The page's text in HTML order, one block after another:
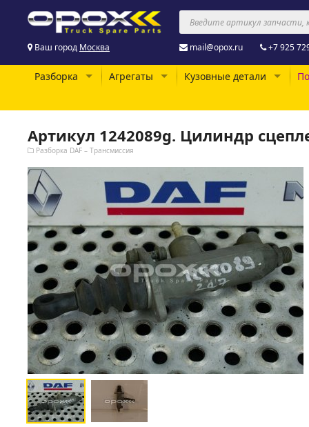
Ваш город Москва mail@opox.ru +7 925
Разборка Агрегаты Кузовные детали
Артикул 1242089g. Цилиндр
Разборка DAF – Трансмиссия